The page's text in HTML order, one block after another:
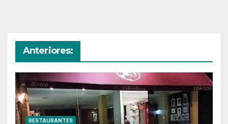
Anteriores:
RESTAURANTES